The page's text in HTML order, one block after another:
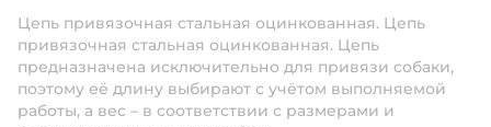
Цепь привязочная стальная оцинкованная. Цепь
привязочная стальная оцинкованная. Цепь
предназначена исключительно для привязи собаки,
поэтому её длину выбирают с учётом выполняемой
работы, а вес – в соответствии с размерами и